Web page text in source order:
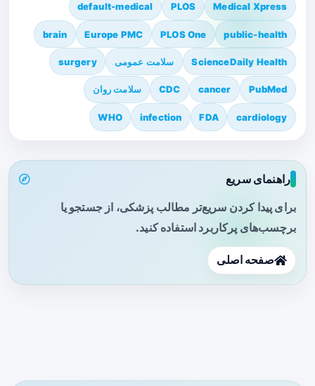
Medical Xpress
PLOS
default-medical
public-health
PLOS One
Europe PMC
brain
ScienceDaily Health سلامت عمومی surgery
PubMed
cancer
CDC سلامت روان
cardiology
FDA
infection
WHO
راهنمای سریع
برای پیدا کردن سریع‌تر مطالب پزشکی، از جستجو یا
برچسب‌های پرکاربرد استفاده کنید.
صفحه اصلی